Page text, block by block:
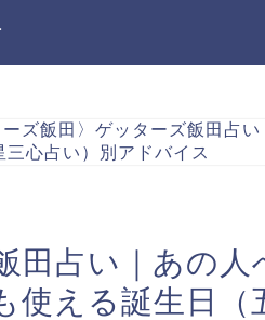
ズ飯田 〉 ゲッターズ飯田占
三心占い）別アドバイス
田占い｜あの
使える誕生日